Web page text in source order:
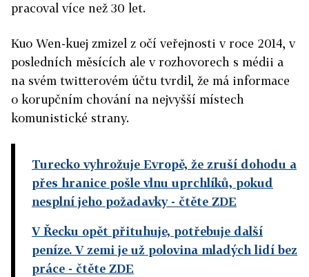
pracoval více než 30 let.
Kuo Wen-kuej zmizel z očí veřejnosti v roce 2014, v
posledních měsících ale v rozhovorech s médii a
na svém twitterovém účtu tvrdil, že má informace
o korupčním chování na nejvyšší místech
komunistické strany.
Turecko vyhrožuje Evropě, že zruší dohodu a
přes hranice pošle vlnu uprchlíků, pokud
nesplní jeho požadavky- čtěte ZDE
V Řecku opět přituhuje, potřebuje další
peníze. V zemi je už polovina mladých lidí bez
práce - čtěte ZDE